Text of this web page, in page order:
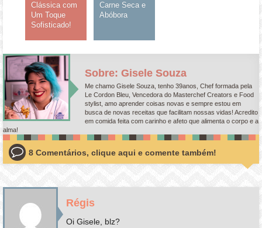
Clássica com
Um Toque
Sofisticado!
Carne Seca e
Abóbora
Sobre: Gisele Souza
Me chamo Gisele Souza, tenho 39anos, Chef formada pela
Le Cordon Bleu, Vencedora do Masterchef Creators e Food
stylist, amo aprender coisas novas e sempre estou em
busca de novas receitas que facilitam nossas vidas! Acredito
em comida feita com carinho e afeto que alimenta o corpo e a
alma!
8 Comentários, clique aqui e comente também!
Régis
Oi Gisele, blz?